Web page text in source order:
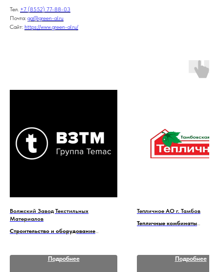
Тел. +7 (8552) 77-88-03
Почта: ga@green-al.ru
Сайт: https://www.green-al.ru/
Волжский Завод Текстильных
Материалов
Строительство и оборудование
Подробнее
Тепличное АО г. Тамбов
Тепличные комбинаты
Подробнее